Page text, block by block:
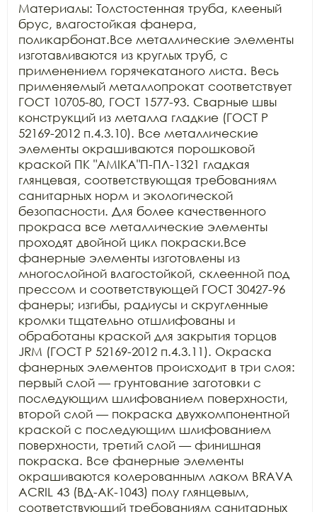
Материалы: Толстостенная труба, клееный
брус, влагостойкая фанера,
поликарбонат.Все металлические элементы
изготавливаются из круглых труб, с
применением горячекатаного листа. Весь
применяемый металлопрокат соответствует
ГОСТ 10705-80, ГОСТ 1577-93. Сварные швы
конструкций из металла гладкие (ГОСТ Р
52169-2012 п.4.3.10). Все металлические
элементы окрашиваются порошковой
краской ПК "АМIKA"П-ПЛ-1321 гладкая
глянцевая, соответствующая требованиям
санитарных норм и экологической
безопасности. Для более качественного
прокраса все металлические элементы
проходят двойной цикл покраски.Все
фанерные элементы изготовлены из
многослойной влагостойкой, склеенной под
прессом и соответствующей ГОСТ 30427-96
фанеры; изгибы, радиусы и скругленные
кромки тщательно отшлифованы и
обработаны краской для закрытия торцов
JRM (ГОСТ Р 52169-2012 п.4.3.11). Окраска
фанерных элементов происходит в три слоя:
первый слой — грунтование заготовки с
последующим шлифованием поверхности,
второй слой — покраска двухкомпонентной
краской с последующим шлифованием
поверхности, третий слой — финишная
покраска. Все фанерные элементы
окрашиваются колерованным лаком BRAVA
ACRIL 43 (ВД-АК-1043) полу глянцевым,
соответствующий требованиям санитарных